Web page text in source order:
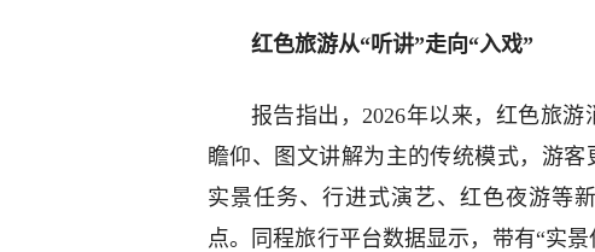
红色旅游从“听讲”走向“入戏”
报告指出，2026年以来，红色旅
瞻仰、图文讲解为主的传统模式，游客
实景任务、行进式演艺、红色夜游等
点。同程旅行平台数据显示，带有“实